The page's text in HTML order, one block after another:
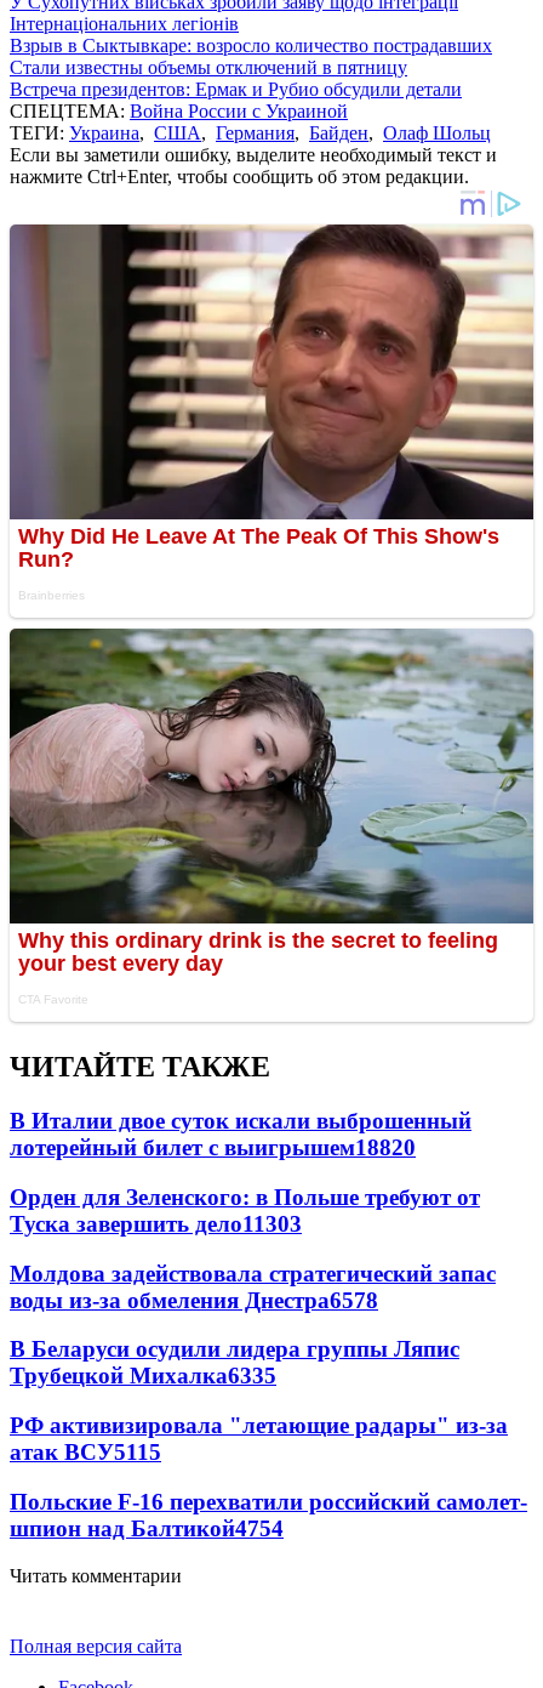
Інтернаціональних легіонів
Взрыв в Сыктывкаре: возросло количество пострадавших
Стали известны объемы отключений в пятницу
Встреча президентов: Ермак и Рубио обсудили детали
СПЕЦТЕМА: Война России с Украиной
ТЕГИ: Украина, США, Германия, Байден, Олаф Шольц
Если вы заметили ошибку, выделите необходимый текст и
нажмите Ctrl+Enter, чтобы сообщить об этом редакции.
ЧИТАЙТЕ ТАКЖЕ
В Италии двое суток искали выброшенный
лотерейный билет с выигрышем18820
Орден для Зеленского: в Польше требуют от
Туска завершить дело11303
Молдова задействовала стратегический запас
воды из-за обмеления Днестра6578
В Беларуси осудили лидера группы Ляпис
Трубецкой Михалка6335
РФ активизировала "летающие радары" из-за
атак ВСУ5115
Польские F-16 перехватили российский самолет-
шпион над Балтикой4754
Читать комментарии
Полная версия сайта